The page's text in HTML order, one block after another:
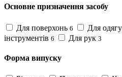
Основне призначення засобу
Для поверхонь 6 Для
інструментів 6 Для рук 3
Форма випуску